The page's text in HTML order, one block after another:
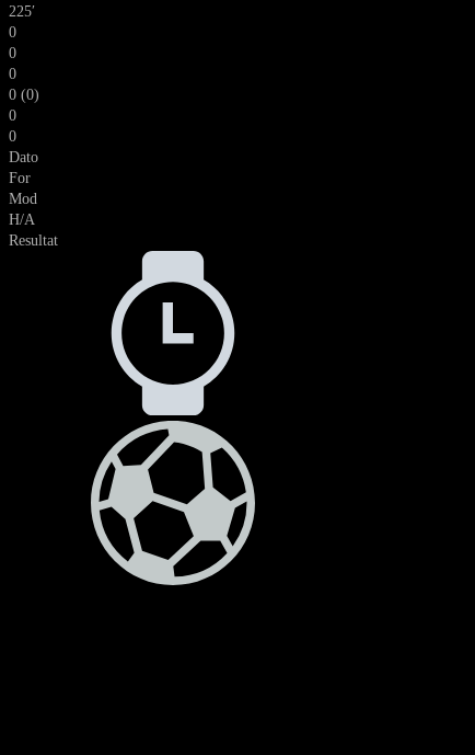
225′
0
0
0
0 (0)
0
0
Dato
For
Mod
H/A
Resultat